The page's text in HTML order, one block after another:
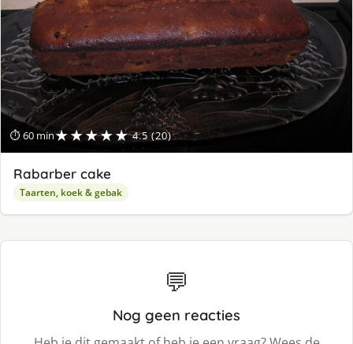
⏱ 60 min★★★★★ 4.5 (20)
Rabarber cake
Taarten, koek & gebak
💬
Nog geen reacties